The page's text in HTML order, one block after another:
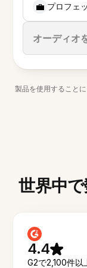
💼 プロフェ
オーディオ
停止
製品を使用すること
世界中
4.4
G2で2,100件以